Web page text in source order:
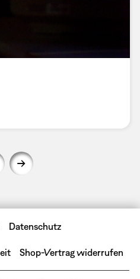
Datenschutz
Shop-Vertrag widerrufen